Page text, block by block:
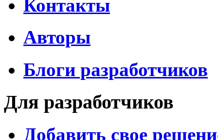
Контакты
Авторы
Блоги разработчиков
Для разработчиков
Добавить свое